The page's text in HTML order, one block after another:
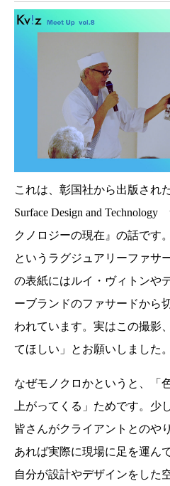
これは、彰国社から出版され
Surface Design and
クノロジーの現在』の話です
というラグジュアリーファサ
の表紙にはルイ・ヴィトンや
ーブランドのファサードから
われています。実はこの撮影
てほしい」とお願いしました。
なぜモノクロかというと、「
上がってくる」ためです。少
皆さんがクライアントとのや
あれば実際に現場に足を運ん
自分が設計やデザインをした